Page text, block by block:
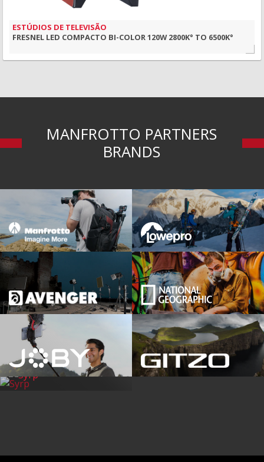
ESTÚDIOS DE TELEVISÃO
FRESNEL LED COMPACTO BI-COLOR 120W 2800K° TO 6500K°
MANFROTTO PARTNERS
BRANDS